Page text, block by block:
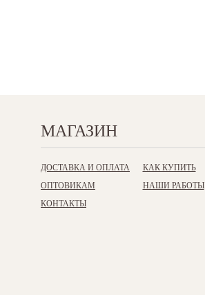
МАГАЗИН
ДОСТАВКА И ОПЛАТА
КАК КУПИТЬ
ОПТОВИКАМ
НАШИ РАБОТЫ
КОНТАКТЫ